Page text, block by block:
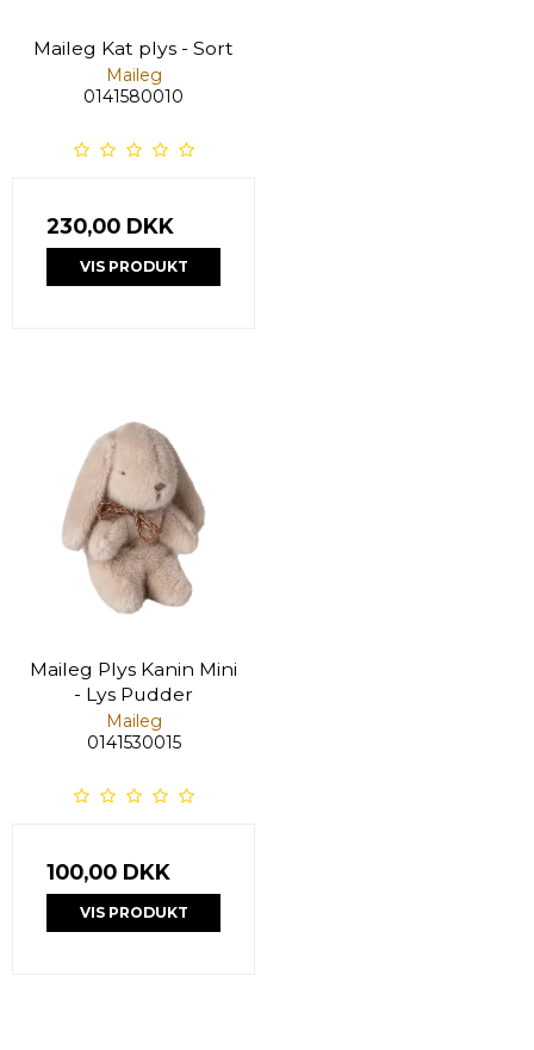
Maileg Kat plys - Sort
Maileg
0141580010
230,00 DKK
VIS PRODUKT
Maileg Plys Kanin Mini
- Lys Pudder
Maileg
0141530015
100,00 DKK
VIS PRODUKT